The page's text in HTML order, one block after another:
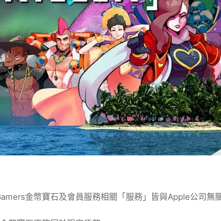
金幣寶石及會員服務相關「服務」皆與Apple公司無